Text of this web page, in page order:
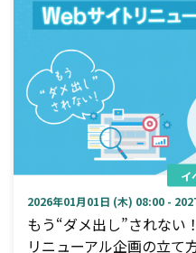
イ
2026年01月01日 (木) 08:00 -
もう“ダメ出し”されない
リニューアル企画の立て